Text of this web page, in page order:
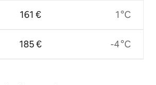
161 €
185 €
1 °C
-4 °C